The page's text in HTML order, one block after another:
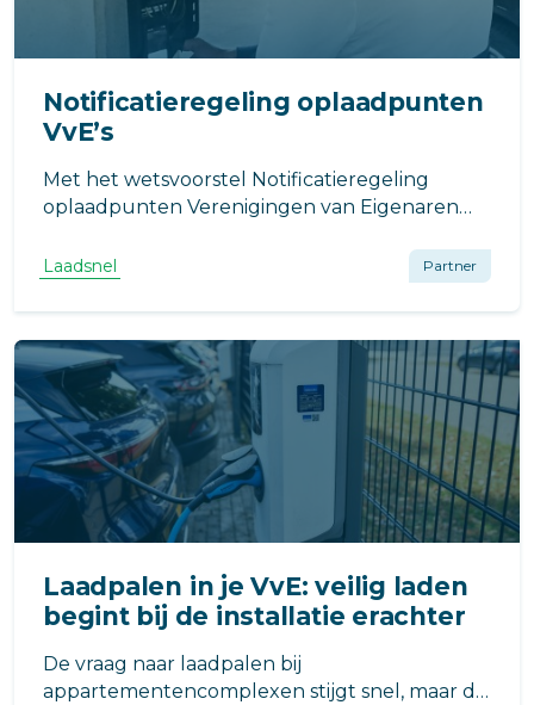
Notificatieregeling oplaadpunten
VvE’s
Met het wetsvoorstel Notificatieregeling
oplaadpunten Verenigingen van Eigenaren
elektrische auto’s bij je appartement een stuk
Laadsnel Partner
Laadpalen in je VvE: veilig laden
begint bij de installatie erachter
De vraag naar laadpalen bij
appartementencomplexen stijgt snel, maar de